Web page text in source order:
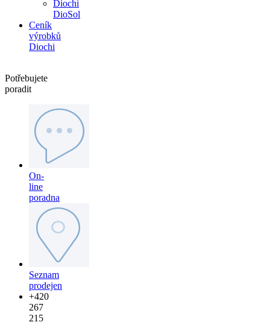
Diochi
DioSol
Ceník
výrobků
Diochi
Potřebujete
poradit
On-
line
poradna
Seznam
prodejen
+420
267
215